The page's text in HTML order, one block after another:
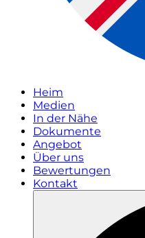
Heim
Medien
In der Nähe
Dokumente
Angebot
Über uns
Bewertungen
Kontakt